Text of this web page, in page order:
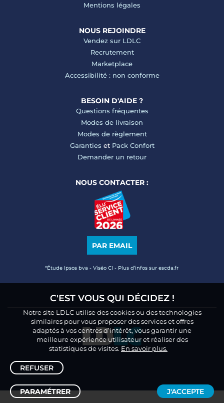
Mentions légales
NOUS REJOINDRE
Vendez sur LDLC
Recrutement
Marketplace
Accessibilité : non conforme
BESOIN D'AIDE ?
Questions fréquentes
Modes de livraison
Modes de règlement
Garanties et Pack Confort
Demander un retour
NOUS CONTACTER :
PAR EMAIL
*Étude Ipsos bva - Viséo CI - Plus d’infos sur escda.fr
C'EST VOUS QUI DÉCIDEZ !
Notre site LDLC utilise des cookies ou des technologies
similaires pour vous proposer des services et offres
adaptés à vos centres d’intérêt, vous garantir une
meilleure expérience utilisateur et réaliser des
statistiques de visites. En savoir plus.
REFUSER
PARAMÉTRER J'ACCEPTE